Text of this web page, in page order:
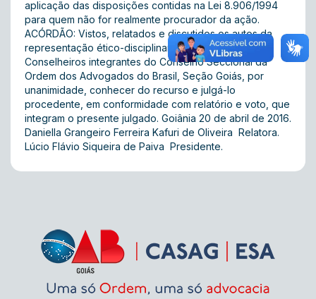
aplicação das disposições contidas na Lei 8.906/1994
para quem não for realmente procurador da ação.
ACÓRDÃO: Vistos, relatados e discutidos os autos da
representação ético-disciplinar, acordam os
Conselheiros integrantes do Conselho Seccional da
Ordem dos Advogados do Brasil, Seção Goiás, por
unanimidade, conhecer do recurso e julgá-lo
procedente, em conformidade com relatório e voto, que
integram o presente julgado. Goiânia 20 de abril de 2016.
Daniella Grangeiro Ferreira Kafuri de Oliveira  Relatora.
Lúcio Flávio Siqueira de Paiva  Presidente.